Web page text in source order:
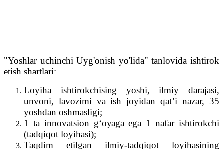
"Yoshlar uchinchi Uyg'onish yo'lida" tanlovida ishtirok
etish shartlari:
Loyiha ishtirokchising yoshi, ilmiy darajasi,
unvoni, lavozimi va ish joyidan qat’i nazar, 35
yoshdan oshmasligi;
1 ta innovatsion g‘oyaga ega 1 nafar ishtirokchi
(tadqiqot loyihasi);
Taqdim etilgan ilmiy-tadqiqot loyihasining